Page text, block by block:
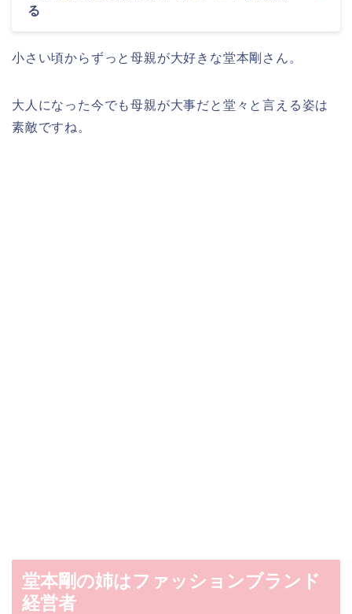
る
小さい頃からずっと母親が大好きな堂本剛さん。
大人になった今でも母親が大事だと堂々と言える姿は
素敵ですね。
堂本剛の姉はファッションブランド
経営者